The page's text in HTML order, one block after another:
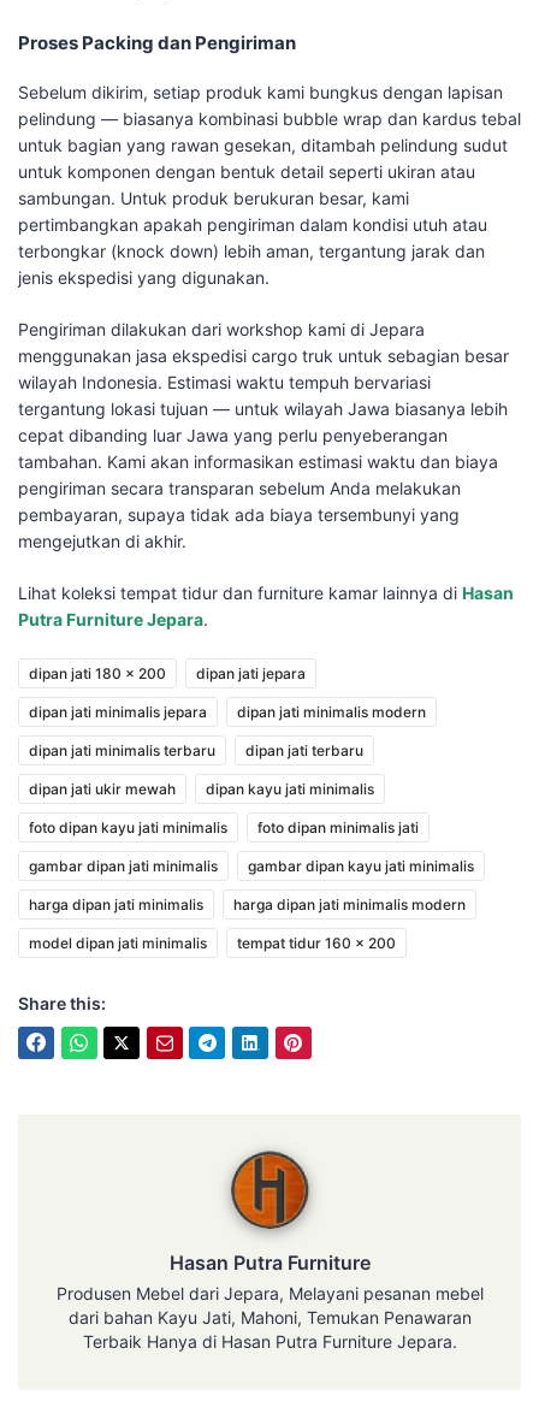
Proses Packing dan Pengiriman
Sebelum dikirim, setiap produk kami bungkus dengan lapisan
pelindung — biasanya kombinasi bubble wrap dan kardus tebal
untuk bagian yang rawan gesekan, ditambah pelindung sudut
untuk komponen dengan bentuk detail seperti ukiran atau
sambungan. Untuk produk berukuran besar, kami
pertimbangkan apakah pengiriman dalam kondisi utuh atau
terbongkar (knock down) lebih aman, tergantung jarak dan
jenis ekspedisi yang digunakan.
Pengiriman dilakukan dari workshop kami di Jepara
menggunakan jasa ekspedisi cargo truk untuk sebagian besar
wilayah Indonesia. Estimasi waktu tempuh bervariasi
tergantung lokasi tujuan — untuk wilayah Jawa biasanya lebih
cepat dibanding luar Jawa yang perlu penyeberangan
tambahan. Kami akan informasikan estimasi waktu dan biaya
pengiriman secara transparan sebelum Anda melakukan
pembayaran, supaya tidak ada biaya tersembunyi yang
mengejutkan di akhir.
Lihat koleksi tempat tidur dan furniture kamar lainnya di Hasan
Putra Furniture Jepara.
dipan jati 180 x 200 dipan jati jepara
dipan jati minimalis jepara dipan jati minimalis modern
dipan jati minimalis terbaru dipan jati terbaru
dipan jati ukir mewah dipan kayu jati minimalis
foto dipan kayu jati minimalis foto dipan minimalis jati
gambar dipan jati minimalis gambar dipan kayu jati minimalis
harga dipan jati minimalis harga dipan jati minimalis modern
model dipan jati minimalis tempat tidur 160 x 200
Share this:
Hasan Putra Furniture
Produsen Mebel dari Jepara, Melayani pesanan mebel
dari bahan Kayu Jati, Mahoni, Temukan Penawaran
Terbaik Hanya di Hasan Putra Furniture Jepara.